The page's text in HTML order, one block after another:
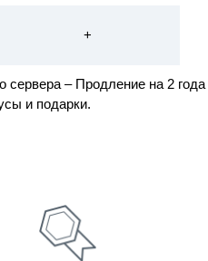
+
– Продление на 2
и подарки.